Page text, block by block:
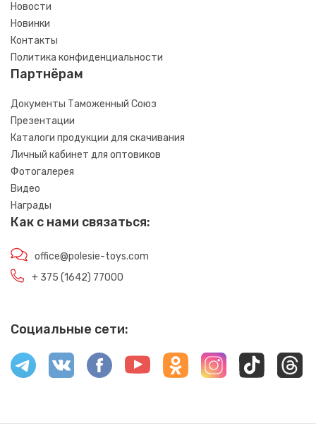
Новости
Новинки
Контакты
Политика конфиденциальности
Партнёрам
Документы Таможенный Союз
Презентации
Каталоги продукции для скачивания
Личный кабинет для оптовиков
Фотогалерея
Видео
Награды
Как с нами связаться:
office@polesie-toys.com
+ 375 (1642) 77000
Социальные сети: